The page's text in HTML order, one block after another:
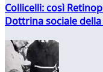
Collicelli: così
Dottrina sociale della